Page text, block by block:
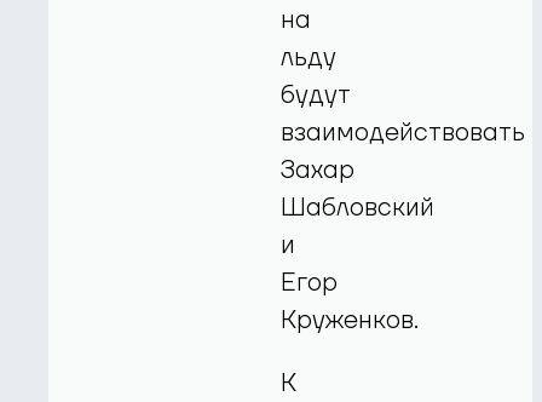
на
льду
будут
взаимодействовать
Захар
Шабловский
и
Егор
Круженков.
К